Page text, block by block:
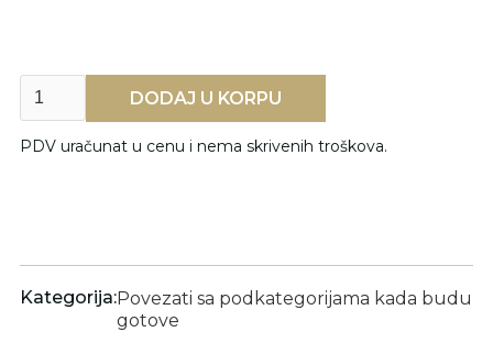
PDV uračunat u cenu i nema skrivenih troškova.
Kategorija:Povezati sa podkategorijama kada budu
gotove